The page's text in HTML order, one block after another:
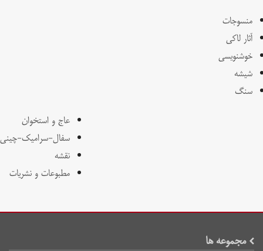
منسوجات
آثار لاکی
خوشنویسی
شیشه
سنگ
عاج و استخوان
سفال-سرامیک-چینی
نقشه
مطبوعات و نشریات
مجموعه ها